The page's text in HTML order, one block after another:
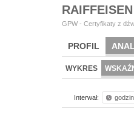
GPW - Certyfikaty z
PROFIL
WYKRES
Interwał: